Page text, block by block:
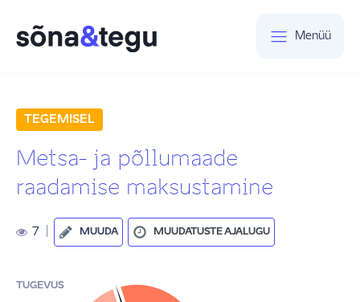
Menüü
TEGEMISEL
Metsa- ja põllumaade
raadamise maksustamine
7 MUUDA MUUDATUSTE AJALUGU
TUGEVUS